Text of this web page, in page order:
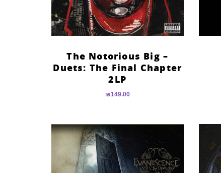
The Notorious Big –
Duets: The Final Chapter
2LP
₪149.00